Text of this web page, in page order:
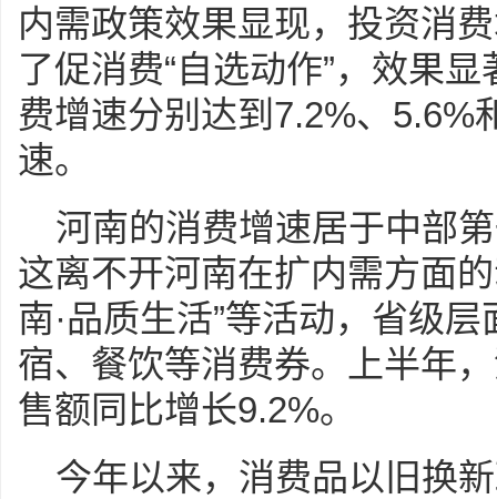
内需政策效果显现，投资消
了促消费“自选动作”，效果
费增速分别达到7.2%、5.6%
速。
河南的消费增速居于中部
这离不开河南在扩内需方面
南·品质生活”等活动，省级
宿、餐饮等消费券。上半年
售额同比增长9.2%。
今年以来，消费品以旧换